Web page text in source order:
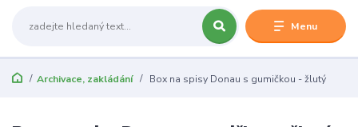
Menu
Archivace, zakládání Box na spisy Donau s gumičkou - žlutý